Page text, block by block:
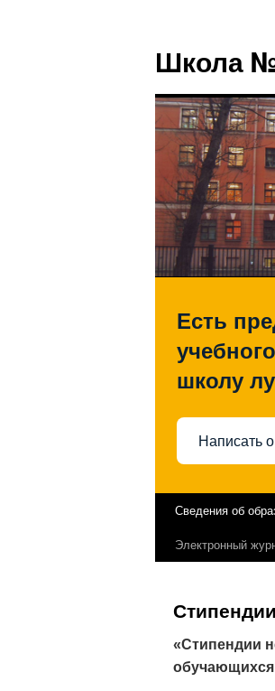
Школа
Есть
школу
Написать
Перейти
Сведения об
Электронный
«Стипендии
обучающихся